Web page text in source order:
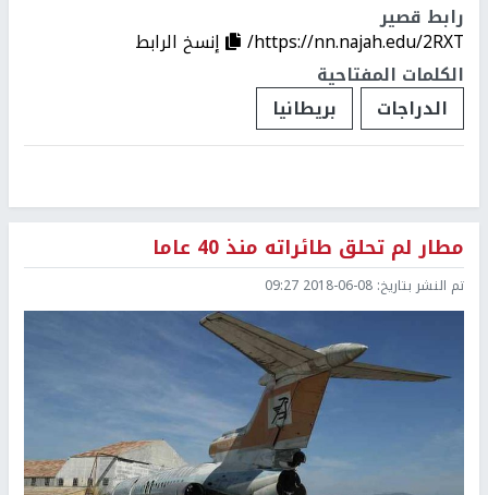
رابط قصير
https://nn.najah.edu/2RXT/
إنسخ الرابط
الكلمات المفتاحية
الدراجات
بريطانيا
مطار لم تحلق طائراته منذ 40 عاما
تم النشر بتاريخ: 2018-06-08 09:27